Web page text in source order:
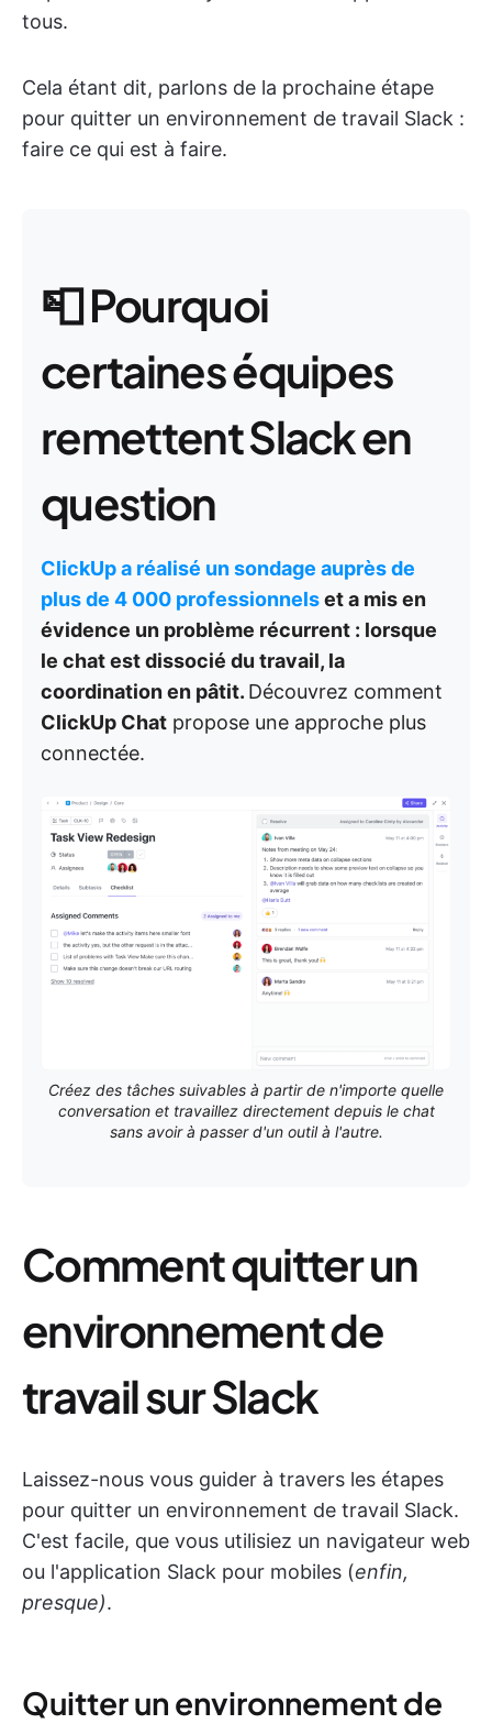
tous.
Cela étant dit, parlons de la prochaine étape
pour quitter un environnement de travail Slack :
faire ce qui est à faire.
📮Pourquoi
certaines équipes
remettent Slack en
question
ClickUp a réalisé un sondage auprès de
plus de 4 000 professionnelset a mis en
évidence un problème récurrent : lorsque
le chat est dissocié du travail, la
coordination en pâtit. Découvrez comment
ClickUp Chat propose une approche plus
connectée.
Créez des tâches suivables à partir de n'importe quelle
conversation et travaillez directement depuis le chat
sans avoir à passer d'un outil à l'autre.
Comment quitter un
environnement de
travail sur Slack
Laissez-nous vous guider à travers les étapes
pour quitter un environnement de travail Slack.
C'est facile, que vous utilisiez un navigateur web
ou l'application Slack pour mobiles (enfin,
presque).
Quitter un environnement de